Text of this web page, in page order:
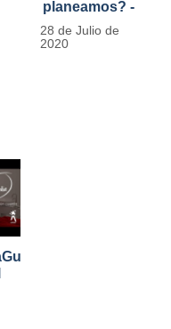
planeamos? -
Por Carlos
Marín, director
28 de Julio de
2020